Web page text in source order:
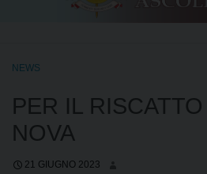
NEWS
PER IL
NOVA
21 GIUGNO 2023